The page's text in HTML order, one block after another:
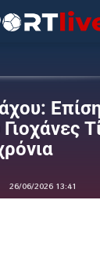
26/06/2026 13:41